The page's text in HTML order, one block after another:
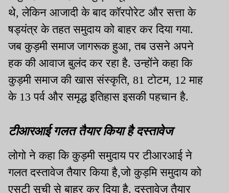
थे, लेकिन आजादी के बाद कॉरपोरेट और सत्ता के
षड्यंत्र के तहत समुदाय को बाहर कर दिया गया.
जब कुड़मी समाज जागरूक हुआ, तब उसने अपने
हक की आवाज बुलंद कर रहा है. उन्होंने कहा कि
कुड़मी समाज की खास संस्कृति, 81 टोटम, 12 माह
के 13 पर्व और समृद्ध इतिहास इसकी पहचान है.
टीआरआई गलत तैयार किया है दस्तावेज
लोगो ने कहा कि कुड़मी समुदाय पर टीआरआई ने
गलत दस्तावेज तैयार किया है,जो कुड़मि समुदाय को
एसटी सूची से बाहर कर दिया है. दस्तावेज तैयार